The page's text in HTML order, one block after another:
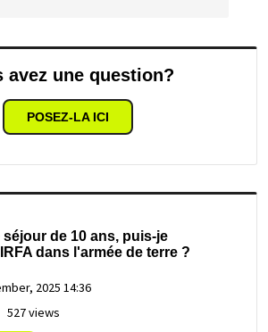
avez une question?
POSEZ-LA ICI
séjour de 10 ans, puis-je
dans l'armée de terre ?
2025 14:36
527 views